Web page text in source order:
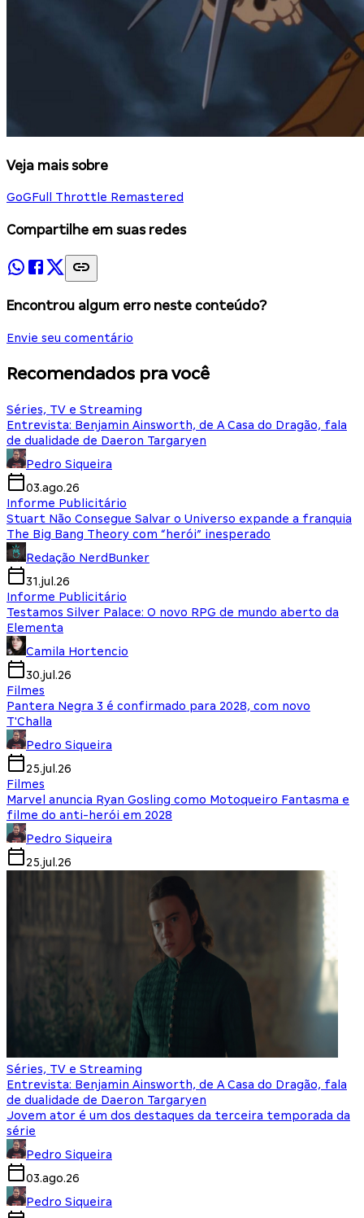
Veja mais sobre
GoGFull Throttle Remastered
Compartilhe em suas redes
Encontrou algum erro neste conteúdo?
Envie seu comentário
Recomendados pra você
Séries, TV e Streaming
Entrevista: Benjamin Ainsworth, de A Casa do Dragão, fala
de dualidade de Daeron Targaryen
Pedro Siqueira
03.ago.26
Informe Publicitário
Stuart Não Consegue Salvar o Universo expande a franquia
The Big Bang Theory com “herói” inesperado
Redação NerdBunker
31.jul.26
Informe Publicitário
Testamos Silver Palace: O novo RPG de mundo aberto da
Elementa
Camila Hortencio
30.jul.26
Filmes
Pantera Negra 3 é confirmado para 2028, com novo
T'Challa
Pedro Siqueira
25.jul.26
Filmes
Marvel anuncia Ryan Gosling como Motoqueiro Fantasma e
filme do anti-herói em 2028
Pedro Siqueira
25.jul.26
Séries, TV e Streaming
Entrevista: Benjamin Ainsworth, de A Casa do Dragão, fala
de dualidade de Daeron Targaryen
Jovem ator é um dos destaques da terceira temporada da
série
Pedro Siqueira
03.ago.26
Pedro Siqueira